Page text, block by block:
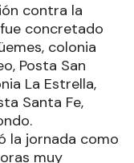
contra la
concretado
colonia
Posta San
La Estrella,
Santa Fe,
la jornada como
muy